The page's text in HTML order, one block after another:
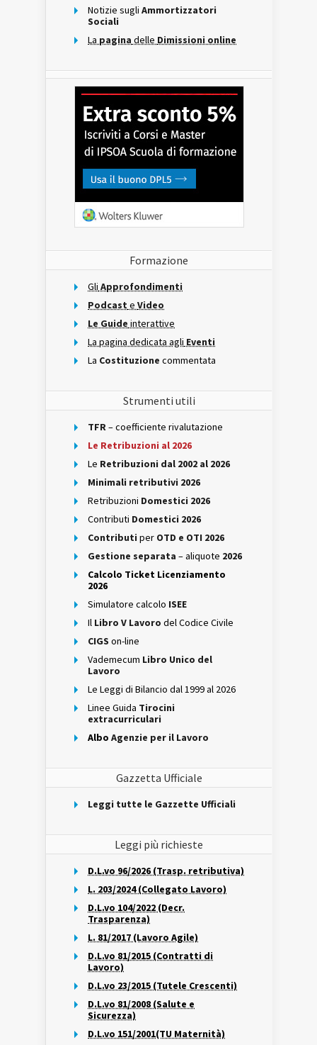
Notizie sugli Ammortizzatori
Sociali
La pagina delle Dimissioni online
Formazione
Gli Approfondimenti
Podcast e Video
Le Guide interattive
La pagina dedicata agli Eventi
La Costituzione commentata
Strumenti utili
TFR– coefficiente rivalutazione
Le Retribuzioni al 2026
Le Retribuzioni dal 2002 al 2026
Minimali retributivi 2026
Retribuzioni Domestici 2026
Contributi Domestici 2026
Contributi per OTD e OTI 2026
Gestione separata – aliquote 2026
Calcolo Ticket Licenziamento
2026
Simulatore calcolo ISEE
Il Libro V Lavoro del Codice Civile
CIGS on-line
Vademecum Libro Unico del
Lavoro
Le Leggi di Bilancio dal 1999 al 2026
Linee Guida Tirocini
extracurriculari
Albo Agenzie per il Lavoro
Gazzetta Ufficiale
Leggi tutte le Gazzette Ufficiali
Leggi più richieste
D.L.vo 96/2026 (Trasp. retributiva)
L. 203/2024 (Collegato Lavoro)
D.L.vo 104/2022 (Decr.
Trasparenza)
L. 81/2017 (Lavoro Agile)
D.L.vo 81/2015 (Contratti di
Lavoro)
D.L.vo 23/2015 (Tutele Crescenti)
D.L.vo 81/2008 (Salute e
Sicurezza)
D.L.vo 151/2001(TU Maternità)